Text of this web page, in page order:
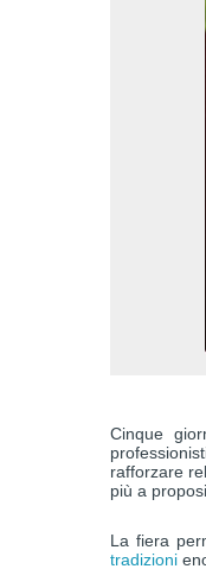
Cinque
rafforzare
più a
La fiera
tradizioni